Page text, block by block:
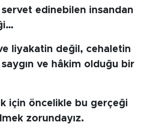
servet edinebilen insandan
liyakatin değil, cehaletin
ve hâkim olduğu bir
için öncelikle bu gerçeği
zorundayız.